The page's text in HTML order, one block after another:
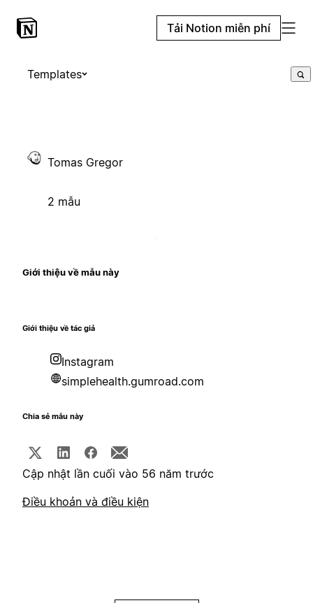
Tải Notion miễn phí
Templates
Tomas Gregor
2 mẫu
Giới thiệu về mẫu này
Giới thiệu về tác giả
Instagram
simplehealth.gumroad.com
Chia sẻ mẫu này
Cập nhật lần cuối vào 56 năm trước
Điều khoản và điều kiện